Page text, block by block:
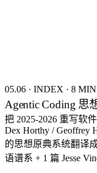
05.06 · INDEX · 8 MIN
Agentic Coding 思
把 2025-2026 重写软
Dex Horthy / Geoffrey
的思想原典系统翻译
语谱系 + 1 篇 Jesse